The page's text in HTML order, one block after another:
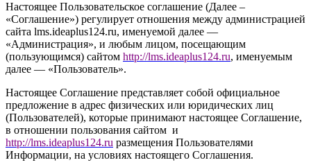
Настоящее Пользовательское соглашение (Далее –
«Соглашение») регулирует отношения между администрацией
сайта lms.ideaplus124.ru, именуемой далее —
«Администрация», и любым лицом, посещающим
(пользующимся) сайтом http://lms.ideaplus124.ru, именуемым
далее — «Пользователь».
Настоящее Соглашение представляет собой официальное
предложение в адрес физических или юридических лиц
(Пользователей), которые принимают настоящее Соглашение,
в отношении пользования сайтом и
http://lms.ideaplus124.ru размещения Пользователями
Информации, на условиях настоящего Соглашения.